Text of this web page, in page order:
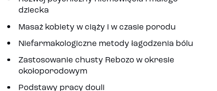
dziecka
Masaż kobiety w ciąży i w czasie porodu
Niefarmakologiczne metody łagodzenia bólu
Zastosowanie chusty Rebozo w okresie
okołoporodowym
Podstawy pracy douli